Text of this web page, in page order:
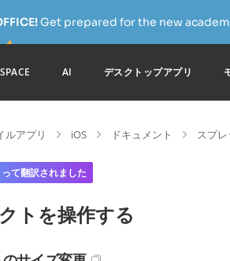
Get prepared for the new
AI デスクトップアプリ
ルアプリ iOS ドキュメント スプ
て翻訳されました
トを操作する